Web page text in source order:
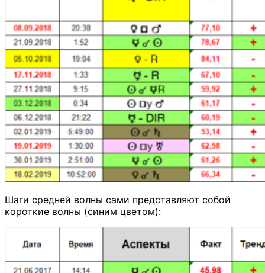
Шаги средней волны сами представляют собой
короткие волны (синим цветом):